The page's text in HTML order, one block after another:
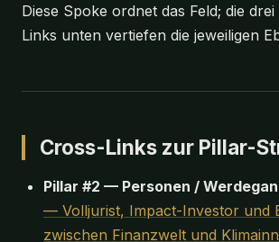
Diese Spoke ordnet das Feld; die
Links unten vertiefen die jeweiligen
Cross-Links zur Pillar-
Pillar #2 — Personen /
— Volljurist, Impact-Investor und
zwischen Finanzwelt und